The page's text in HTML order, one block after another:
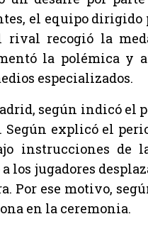
el equipo
recogió la
la polémica y
especializados.
según indicó el
Según explicó el
instrucciones de
los jugadores
Por ese motivo,
en la ceremonia.